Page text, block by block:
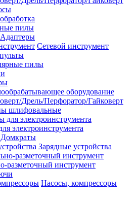
пилы
Адаптеры
Сетевой инструмент
пилы
оборудование
Дрель/Перфоратор/Гайковерт
шлифовальные
электроинструмента
Домкраты
Зарядные устройства
разметочный инструмент
Насосы, компрессоры